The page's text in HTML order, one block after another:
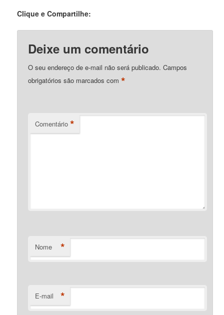
Clique e Compartilhe:
Deixe um comentário
O seu endereço de e-mail não será publicado. Campos
obrigatórios são marcados com*
Comentário *
Nome *
E-mail *